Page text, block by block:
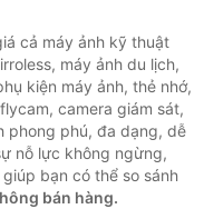
cả máy ảnh kỹ thuật
máy ảnh du lịch,
kiện máy ảnh, thẻ nhớ,
camera giám sát,
phong phú, đa dạng, dễ
nỗ lực không ngừng,
bạn có thể so sánh
bán hàng.